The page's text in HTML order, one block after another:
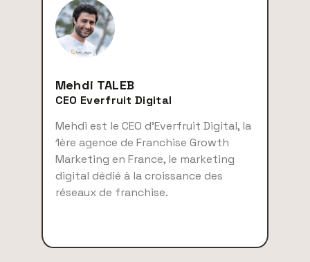
Mehdi TALEB
CEO Everfruit Digital
Mehdi est le CEO d’Everfruit Digital, la
1ère agence de Franchise Growth
Marketing en France, le marketing
digital dédié à la croissance des
réseaux de franchise.